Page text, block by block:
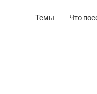
Темы Что